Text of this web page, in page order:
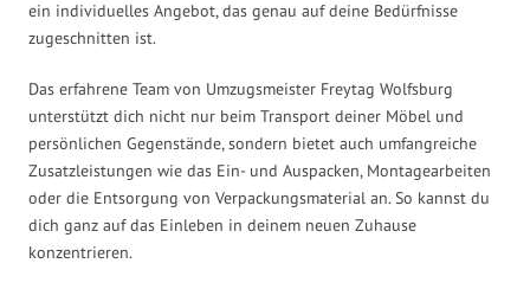
ein individuelles Angebot, das genau auf deine Bedürfnisse
zugeschnitten ist.
Das erfahrene Team von Umzugsmeister Freytag Wolfsburg
unterstützt dich nicht nur beim Transport deiner Möbel und
persönlichen Gegenstände, sondern bietet auch umfangreiche
Zusatzleistungen wie das Ein- und Auspacken, Montagearbeiten
oder die Entsorgung von Verpackungsmaterial an. So kannst du
dich ganz auf das Einleben in deinem neuen Zuhause
konzentrieren.